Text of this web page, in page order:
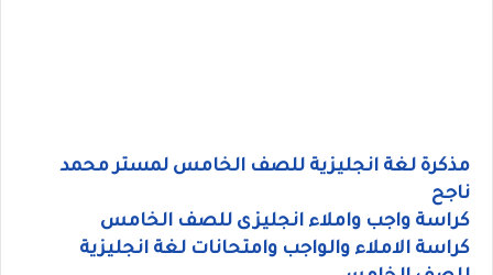
مذكرة لغة انجليزية للصف الخامس لمستر محمد
ناجح
كراسة واجب واملاء انجليزى للصف الخامس
كراسة الاملاء والواجب وامتحانات لغة انجليزية